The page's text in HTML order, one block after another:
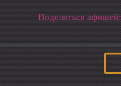
Поделиться афишей: